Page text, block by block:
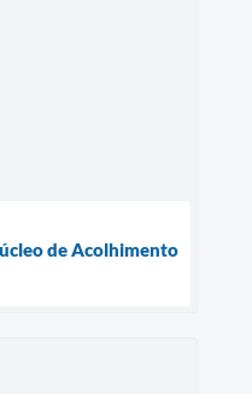
de Acolhimento